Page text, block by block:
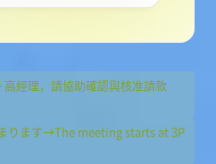
經理，請協助確認與核准請款
ります→The meeting starts at 3P